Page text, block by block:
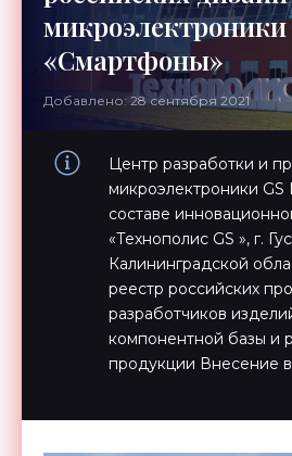
«Смартфоны»
Добавлено: 28 сентября 2021
Центр разработки и
микроэлектроники GS
составе
«Технополис GS », г.
Калининградской
реестр российских
разработчиков
компонентной базы и
продукции Внесение